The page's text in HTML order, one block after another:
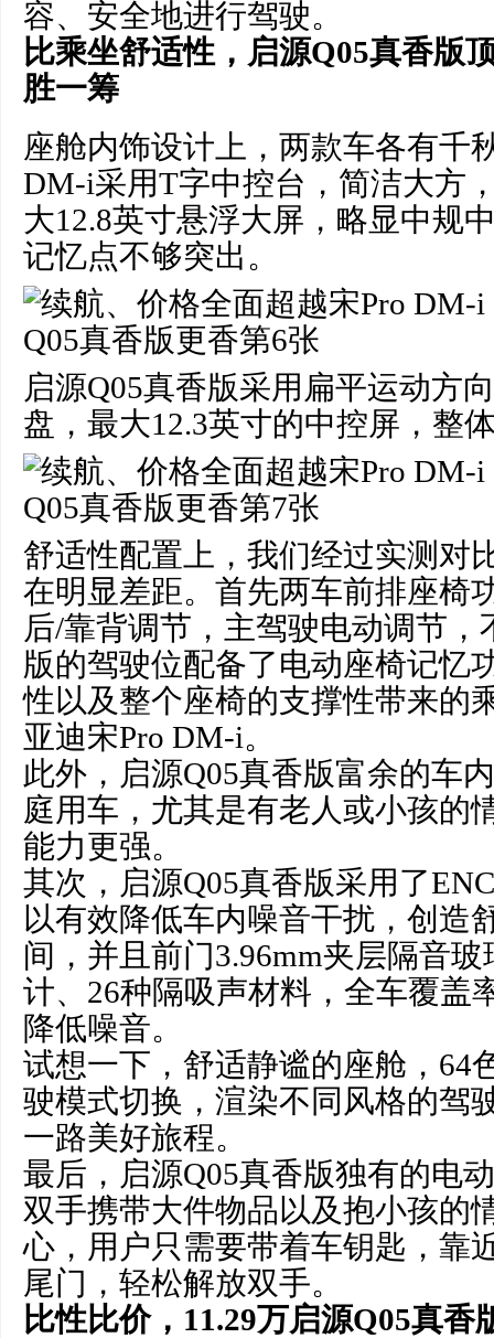
容、安全地进行驾驶。
比乘坐舒适性 ， 启源Q05真香版
胜一筹
座舱内饰设计上，两款车各有千
DM-i采用T字中控台，简洁大方
大12.8英寸悬浮大屏，略显中规
记忆点不够突出。
启源Q05真香版采用扁平运动方
盘，最大12.3英寸的中控屏，整
舒适性配置上，我们经过实测对
在明显差距。首先两车前排座椅
后/靠背调节，主驾驶电动调节，
版的驾驶位配备了电动座椅记忆
性以及整个座椅的支撑性带来的
亚迪宋Pro DM-i。
此外，启源Q05真香版富余的车
庭用车，尤其是有老人或小孩的
能力更强。
其次，启源Q05真香版采用了
以有效降低车内噪音干扰，创造
间，并且前门3.96mm夹层隔音
计、26种隔吸声材料，全车覆盖
降低噪音。
试想一下，舒适静谧的座舱，64
驶模式切换，渲染不同风格的驾
一路美好旅程。
最后，启源Q05真香版独有的电
双手携带大件物品以及抱小孩的
心，用户只需要带着车钥匙，靠
尾门，轻松解放双手。
比性比价， 11.29万启源Q05真香